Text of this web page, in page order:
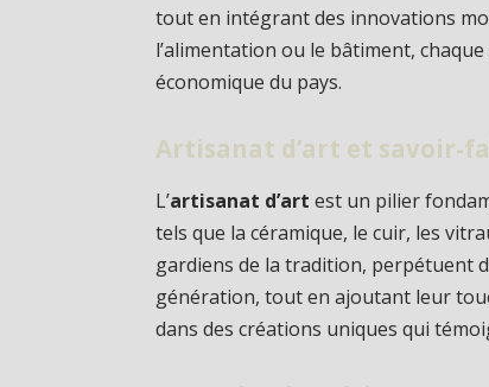
tout en intégrant des innovations
l’alimentation ou le bâtiment,
économique du pays.
Artisanat d’art et savoir-
L’artisanat d’art est un pilier
tels que la céramique, le cuir, les
gardiens de la tradition, perpétuent
génération, tout en ajoutant leur
dans des créations uniques qui